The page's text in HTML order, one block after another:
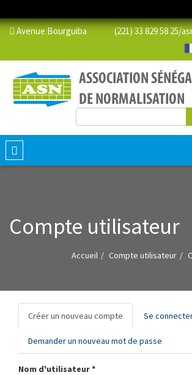
Avenue Bourguiba (221) 33 829 58 25/
Formulaire de
Toggle
navigation
Compte utilisateur
Accueil Compte utilisateur
Onglets
principaux
Créer un nouveau compte (onglet
actif)
Se
Demander un nouveau mot de passe
Nom d'utilisateur*